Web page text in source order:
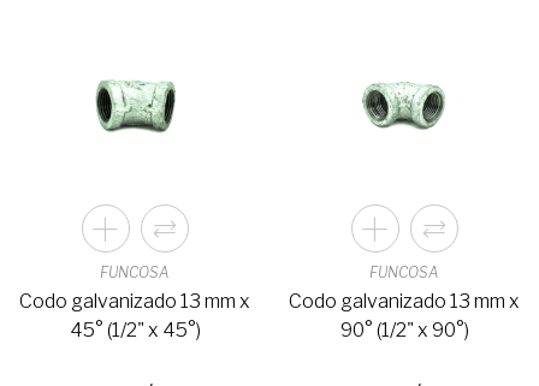
FUNCOSA
Codo galvanizado 13 mm x
45° (1/2" x 45°)
FUNCOSA
Codo galvanizado 13 mm x
90° (1/2" x 90°)